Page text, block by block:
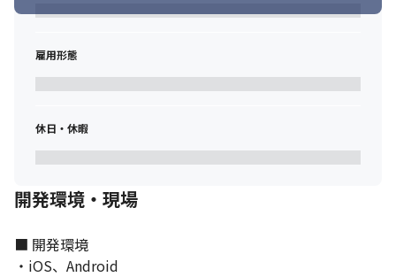
雇用形態
休日・休暇
開発環境・現場
■ 開発環境
・iOS、Android